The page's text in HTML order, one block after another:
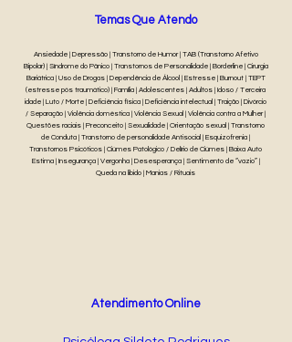
Ansiedade | Depressão | Transtorno de Humor | TAB (Transtorno Afetivo
Bipolar) | Síndrome do Pânico | Transtornos de Personalidade | Borderline | Cirurgia
Bariátrica | Uso de Drogas | Dependência de Álcool | Estresse | Burnout | TEPT
(estresse pós traumático) | Família | Adolescentes | Adultos | Idoso / Terceira
idade | Luto / Morte | Deficiência física | Deficiência intelectual | Traição | Divórcio
/ Separação | Violência doméstica | Violência Sexual | Violência contra a Mulher |
Questões raciais | Preconceito | Sexualidade | Orientação sexual | Transtorno
de Conduta | Transtorno de personalidade Antisocial | Esquizofrenia |
Transtornos Psicóticos | Ciúmes Patológico / Delírio de Ciúmes | Baixa Auto
Estima | Insegurança | Vergonha | Desesperança | Sentimento de “vazio” |
Queda na libido | Manias / Rituais
Temas Que Atendo
Atendimento Online